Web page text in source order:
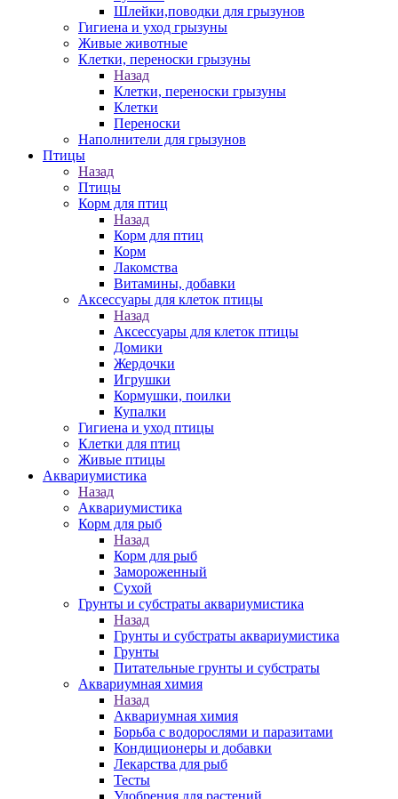
Шлейки,поводки для грызунов
Гигиена и уход грызуны
Живые животные
Клетки, переноски грызуны
Назад
Клетки, переноски грызуны
Клетки
Переноски
Наполнители для грызунов
Птицы
Назад
Птицы
Корм для птиц
Назад
Корм для птиц
Корм
Лакомства
Витамины, добавки
Аксессуары для клеток птицы
Назад
Аксессуары для клеток птицы
Домики
Жердочки
Игрушки
Кормушки, поилки
Купалки
Гигиена и уход птицы
Клетки для птиц
Живые птицы
Аквариумистика
Назад
Аквариумистика
Корм для рыб
Назад
Корм для рыб
Замороженный
Сухой
Грунты и субстраты аквариумистика
Назад
Грунты и субстраты аквариумистика
Грунты
Питательные грунты и субстраты
Аквариумная химия
Назад
Аквариумная химия
Борьба с водорослями и паразитами
Кондиционеры и добавки
Лекарства для рыб
Тесты
Удобрения для растений